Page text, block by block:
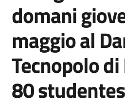
e
comunicazione
Seguici
su
domani
maggio al
Tecnopolo
80